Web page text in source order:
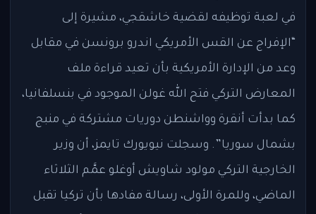
في لعبة توظيفه لقضية خاشقجي، مشيرة إلى
“الإفراج عن القس الأمريكي اندرو برونسن في مقابل
وعد من الإدارة الأمريكية بأن تعيد قراءة ملف
المعارض التركي فتح الله غولن الموجود في بنسلفانيا،
كما بدأت أنقرة وواشنطن دوريات مشتركة في منبج
بشمال سوريا”. وسجلت نيويورك تايمز، أن وزير
الخارجية التركي مولود شاويش أوغلو عمَّم الثلاثاء
الماضي، وللمرة الأولى، رسالة مفادها بأن تركيا تقبل